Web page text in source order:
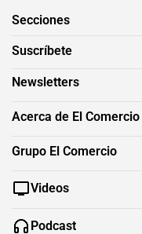
Secciones
Suscríbete
Newsletters
Acerca de El Comercio
Grupo El Comercio
Videos
Podcast